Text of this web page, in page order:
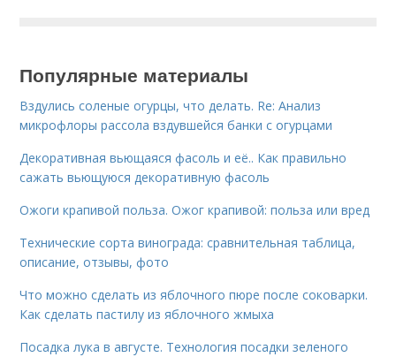
Популярные материалы
Вздулись соленые огурцы, что делать. Re: Анализ
микрофлоры рассола вздувшейся банки с огурцами
Декоративная вьющаяся фасоль и её.. Как правильно
сажать вьющуюся декоративную фасоль
Ожоги крапивой польза. Ожог крапивой: польза или вред
Технические сорта винограда: сравнительная таблица,
описание, отзывы, фото
Что можно сделать из яблочного пюре после соковарки.
Как сделать пастилу из яблочного жмыха
Посадка лука в августе. Технология посадки зеленого